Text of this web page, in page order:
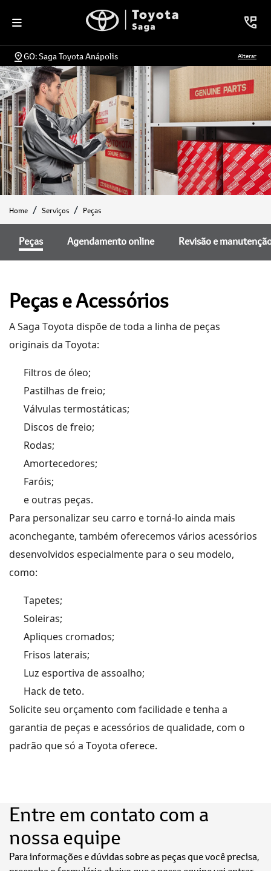
GO: Saga Toyota Anápolis Alterar
Home Serviços Peças
Agendamento online Revisão e
Peças
Peças e Acessórios
ASaga Toyota dispõe de toda a linha de peças
originais da Toyota:
Filtros de óleo;
Pastilhas de freio;
Válvulas termostáticas;
Discos de freio;
Rodas;
Amortecedores;
Faróis;
e outras peças.
Para personalizar seu carro e torná-lo ainda mais
aconchegante, também oferecemos vários acessórios
desenvolvidos especialmente para o seu modelo,
como:
Tapetes;
Soleiras;
Apliques cromados;
Frisos laterais;
Luz esportiva de assoalho;
Hack de teto.
Solicite seu orçamento com facilidade e tenha a
garantia de peças e acessórios de qualidade, com o
padrão que só a Toyota oferece.
Entre em contato com a
nossa equipe
Para informações e dúvidas sobre as peças que você precisa,